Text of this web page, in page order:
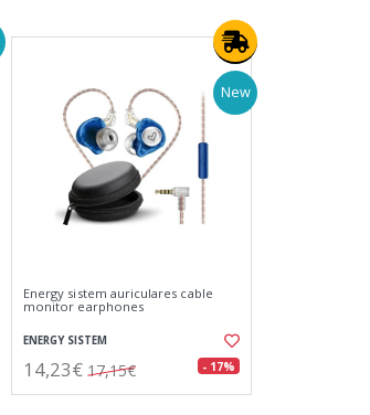
New
Energy sistem auriculares cable
monitor earphones
ENERGY SISTEM
14,23€ 17,15€ - 17%